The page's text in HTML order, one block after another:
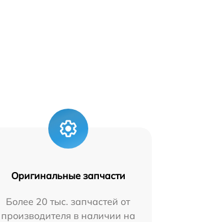
Оригинальные запчасти
Более 20 тыс. запчастей от
производителя в наличии на